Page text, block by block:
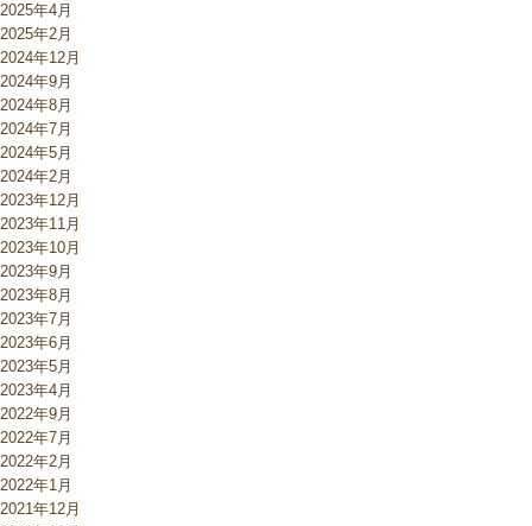
2025年4月
2025年2月
2024年12月
2024年9月
2024年8月
2024年7月
2024年5月
2024年2月
2023年12月
2023年11月
2023年10月
2023年9月
2023年8月
2023年7月
2023年6月
2023年5月
2023年4月
2022年9月
2022年7月
2022年2月
2022年1月
2021年12月